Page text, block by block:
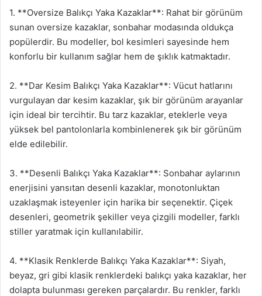
1. **Oversize Balıkçı Yaka Kazaklar**: Rahat bir görünüm
sunan oversize kazaklar, sonbahar modasında oldukça
popülerdir. Bu modeller, bol kesimleri sayesinde hem
konforlu bir kullanım sağlar hem de şıklık katmaktadır.
2. **Dar Kesim Balıkçı Yaka Kazaklar**: Vücut hatlarını
vurgulayan dar kesim kazaklar, şık bir görünüm arayanlar
için ideal bir tercihtir. Bu tarz kazaklar, eteklerle veya
yüksek bel pantolonlarla kombinlenerek şık bir görünüm
elde edilebilir.
3. **Desenli Balıkçı Yaka Kazaklar**: Sonbahar aylarının
enerjisini yansıtan desenli kazaklar, monotonluktan
uzaklaşmak isteyenler için harika bir seçenektir. Çiçek
desenleri, geometrik şekiller veya çizgili modeller, farklı
stiller yaratmak için kullanılabilir.
4. **Klasik Renklerde Balıkçı Yaka Kazaklar**: Siyah,
beyaz, gri gibi klasik renklerdeki balıkçı yaka kazaklar, her
dolapta bulunması gereken parçalardır. Bu renkler, farklı